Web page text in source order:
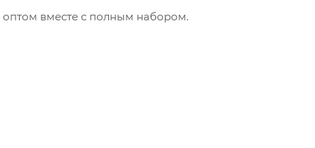
вместе с полным набором.